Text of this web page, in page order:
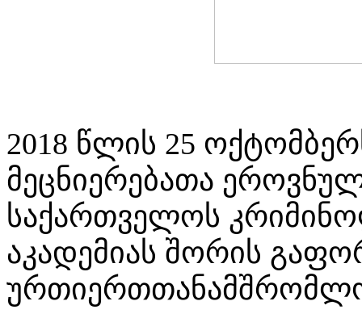
2018 წლის 25
მეცნიერებათა
საქართველოს
აკადემიას შორის